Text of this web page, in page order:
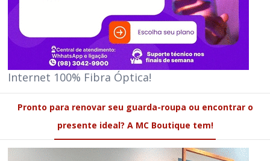
Internet 100% Fibra Óptica!
Pronto para renovar seu guarda-roupa ou encontrar o
presente ideal? A MC Boutique tem!